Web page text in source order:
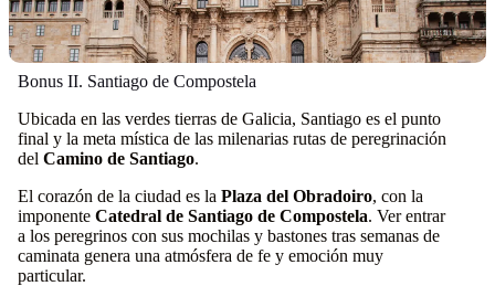
Bonus II. Santiago de Compostela
Ubicada en las verdes tierras de Galicia, Santiago es el punto
final y la meta mística de las milenarias rutas de peregrinación
del Camino de Santiago.
El corazón de la ciudad es la Plaza del Obradoiro, con la
imponente Catedral de Santiago de Compostela. Ver entrar
a los peregrinos con sus mochilas y bastones tras semanas de
caminata genera una atmósfera de fe y emoción muy
particular.